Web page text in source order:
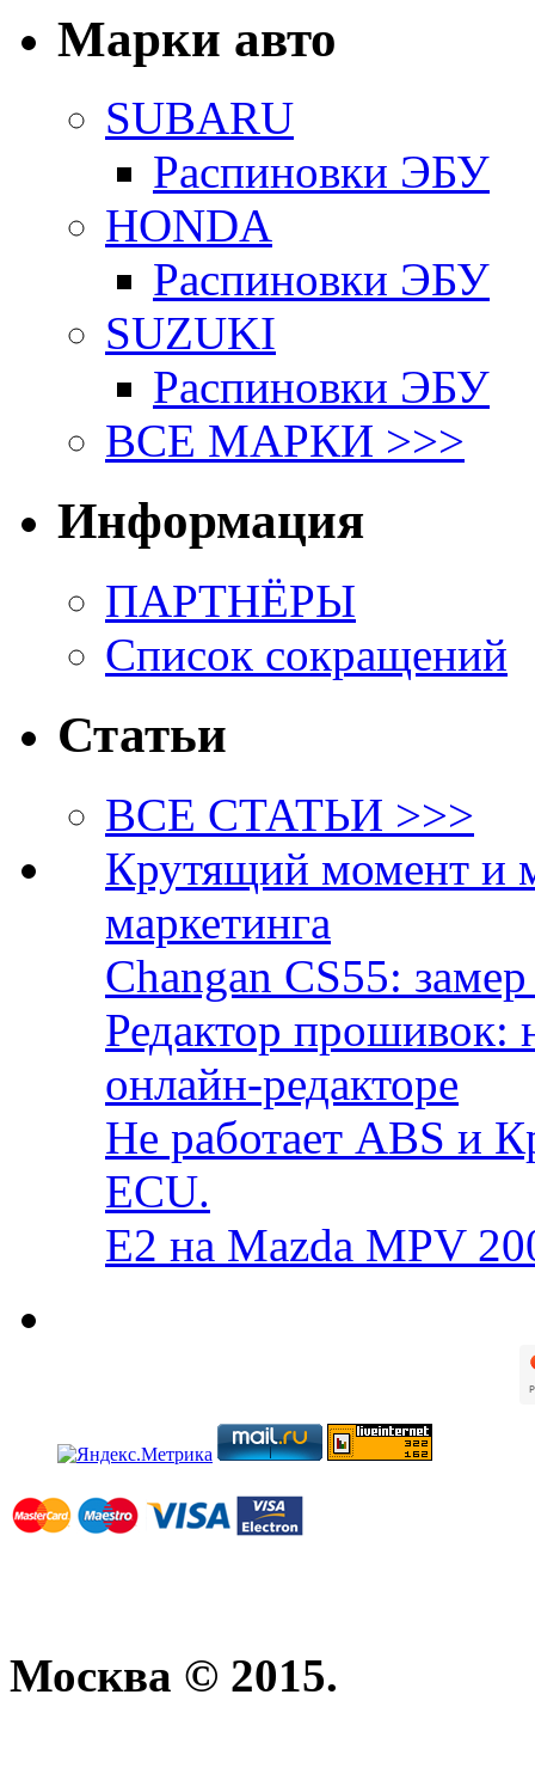
Марки авто
SUBARU
Распиновки ЭБУ
HONDA
Распиновки ЭБУ
SUZUKI
Распиновки ЭБУ
ВСЕ МАРКИ >>>
Информация
ПАРТНЁРЫ
Список сокращений
Статьи
ВСЕ СТАТЬИ >>>
Крутящий момент и
маркетинга
Changan CS55:
Редактор прошивок:
онлайн-редакторе
Не работает ABS и
ECU.
E2 на Mazda MPV
Москва © 2015.